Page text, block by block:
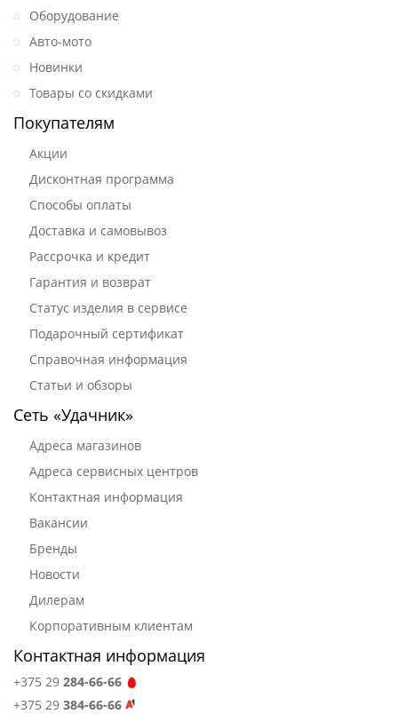
Оборудование
Авто-мото
Новинки
Товары со скидками
Покупателям
Акции
Дисконтная программа
Способы оплаты
Доставка и самовывоз
Рассрочка и кредит
Гарантия и возврат
Статус изделия в сервисе
Подарочный сертификат
Справочная информация
Статьи и обзоры
Сеть «Удачник»
Адреса магазинов
Адреса сервисных центров
Контактная информация
Вакансии
Бренды
Новости
Дилерам
Корпоративным клиентам
Контактная информация
+375 29 284-66-66
+375 29 384-66-66